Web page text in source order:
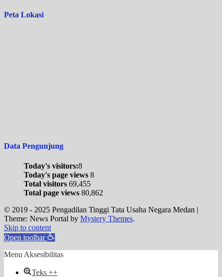
Peta Lokasi
Data Pengunjung
Today's visitors:8
Today's page views 8
Total visitors 69,455
Total page views 80,862
© 2019 - 2025 Pengadilan Tinggi Tata Usaha Negara Medan |
Theme: News Portal by Mystery Themes.
Skip to content
Open toolbar
Menu Aksesibilitas
Teks ++